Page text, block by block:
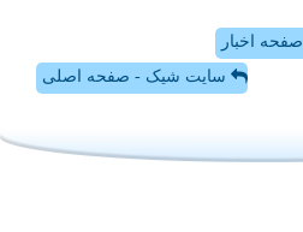
صفحه اخبار
سایت شیک - صفحه اصلی